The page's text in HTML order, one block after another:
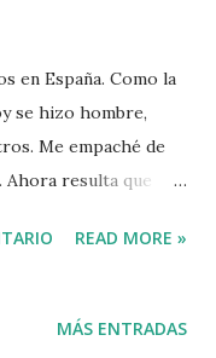
en España. Como la
se hizo hombre,
Me empaché de
resulta que
un pariente lejano de
elecciones con su
READ MORE »
MÁS ENTRADAS